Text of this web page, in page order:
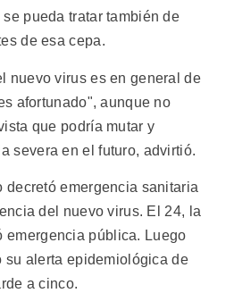
pueda tratar también de
de esa cepa.
nuevo virus es en general de
afortunado", aunque no
que podría mutar y
severa en el futuro, advirtió.
decretó emergencia sanitaria
del nuevo virus. El 24, la
emergencia pública. Luego
su alerta epidemiológica de
a cinco.